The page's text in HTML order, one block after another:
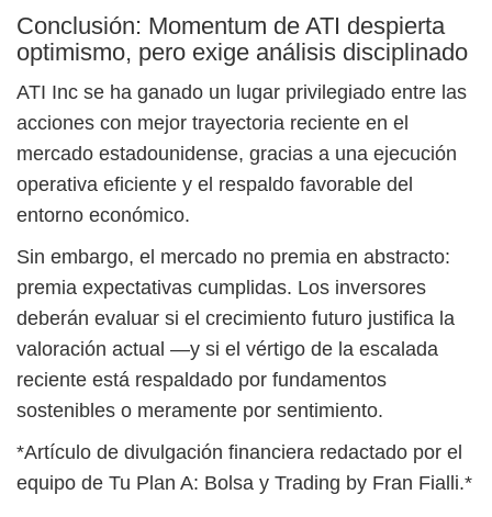
Conclusión: Momentum de ATI despierta
optimismo, pero exige análisis disciplinado
ATI Inc se ha ganado un lugar privilegiado entre las
acciones con mejor trayectoria reciente en el
mercado estadounidense, gracias a una ejecución
operativa eficiente y el respaldo favorable del
entorno económico.
Sin embargo, el mercado no premia en abstracto:
premia expectativas cumplidas. Los inversores
deberán evaluar si el crecimiento futuro justifica la
valoración actual —y si el vértigo de la escalada
reciente está respaldado por fundamentos
sostenibles o meramente por sentimiento.
*Artículo de divulgación financiera redactado por el
equipo de Tu Plan A: Bolsa y Trading by Fran Fialli.*